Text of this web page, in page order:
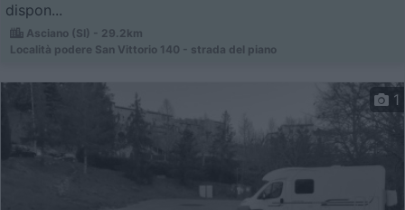
dispon...
Asciano (SI) - 29.2km
Località podere San Vittorio 140 - strada del piano
1